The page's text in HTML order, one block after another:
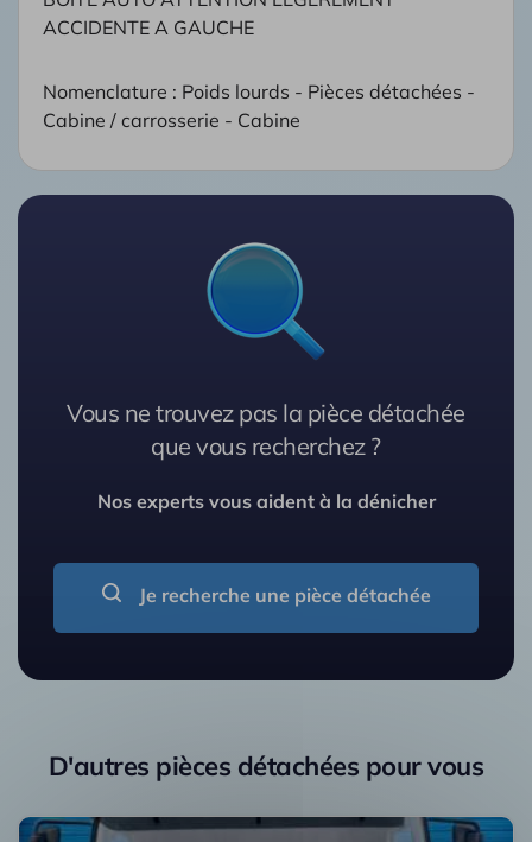
ACCIDENTE A GAUCHE
Nomenclature : Poids lourds - Pièces détachées -
Cabine / carrosserie - Cabine
Vous ne trouvez pas la pièce détachée
que vous recherchez ?
Nos experts vous aident à la dénicher
Je recherche une pièce détachée
D'autres pièces détachées pour vous